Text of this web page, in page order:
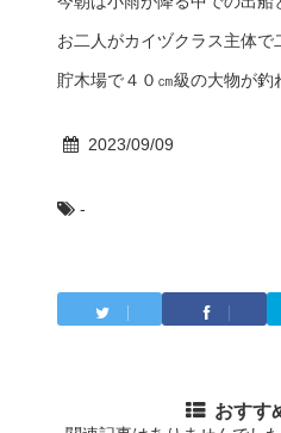
お二人がカイヅクラス主体で
貯木場で４０㎝級の大物が釣
2023/09/09
-
おすす